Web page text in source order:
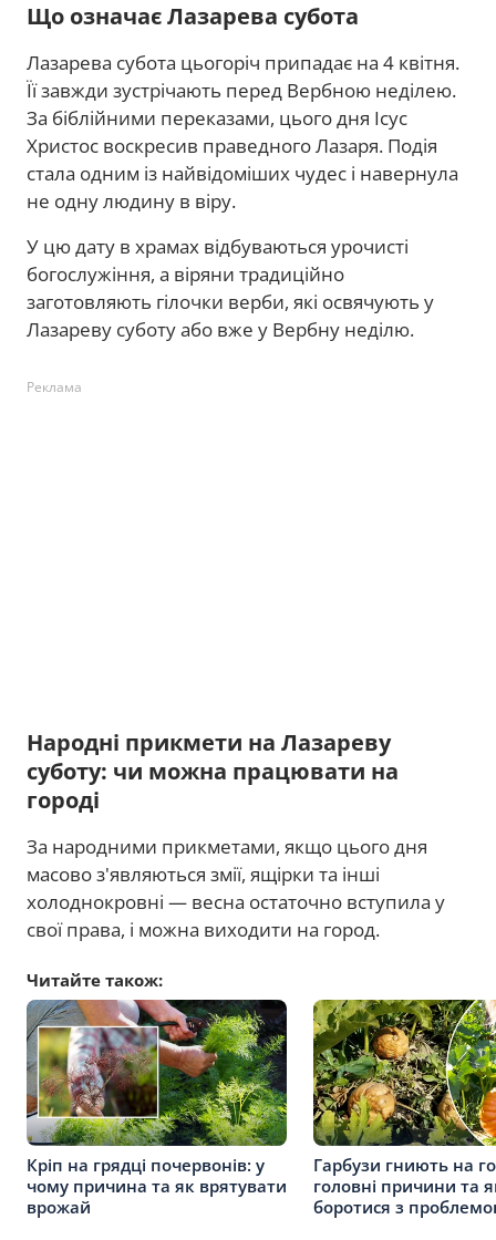
Що означає Лазарева субота
Лазарева субота цьогоріч припадає на 4 квітня.
Її завжди зустрічають перед Вербною неділею.
За біблійними переказами, цього дня Ісус
Христос воскресив праведного Лазаря. Подія
стала одним із найвідоміших чудес і навернула
не одну людину в віру.
У цю дату в храмах відбуваються урочисті
богослужіння, а віряни традиційно
заготовляють гілочки верби, які освячують у
Лазареву суботу або вже у Вербну неділю.
Реклама
Народні прикмети на Лазареву
суботу: чи можна працювати на
городі
За народними прикметами, якщо цього дня
масово з'являються змії, ящірки та інші
холоднокровні — весна остаточно вступила у
свої права, і можна виходити на город.
Читайте також:
Кріп на грядці почервонів: у
чому причина та як врятувати
врожай
Гарбузи гниють на
головні причини та
боротися з